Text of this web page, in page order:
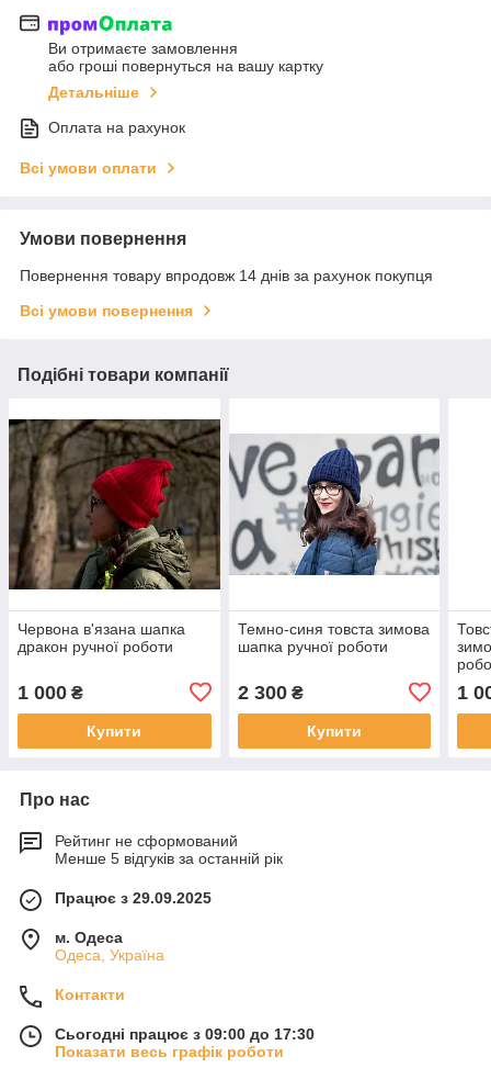
Ви отримаєте замовлення
або гроші повернуться на вашу картку
Детальніше
Оплата на рахунок
Всі умови оплати
Умови повернення
Повернення товару впродовж 14 днів за рахунок покупця
Всі умови повернення
Подібні товари компанії
Червона в'язана шапка
дракон ручної роботи
1 000 ₴
Купити
Темно-синя товста зимова
шапка ручної роботи
2 300₴
Купити
1
Про нас
Рейтинг не сформований
Менше 5 відгуків за останній рік
Працює з 29.09.2025
м. Одеса
Одеса, Україна
Контакти
Сьогодні працює з 09:00 до 17:30
Показати весь графік роботи